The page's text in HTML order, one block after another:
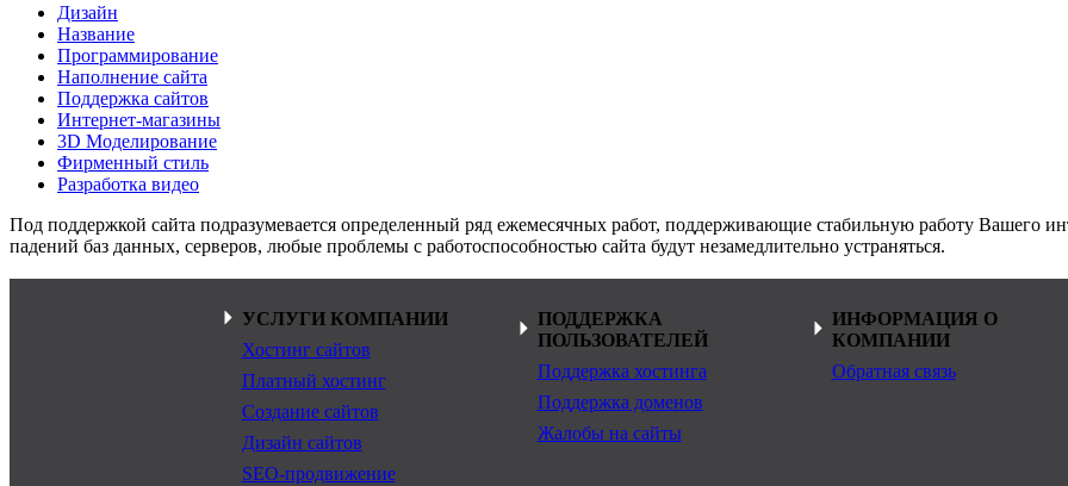
Дизайн
Название
Программирование
Наполнение сайта
Поддержка сайтов
Интернет-магазины
3D Моделирование
Фирменный стиль
Разработка видео
Под поддержкой сайта подразумевается определенный ряд ежемесячных работ, поддерживающие стабильную работу Вашего
падений баз данных, серверов, любые проблемы с работоспособностью сайта будут незамедлительно устраняться.
УСЛУГИ КОМПАНИИ
Хостинг сайтов
Платный хостинг
Создание сайтов
Дизайн сайтов
SEO-продвижение
ПОДДЕРЖКА
ПОЛЬЗОВАТЕЛЕЙ
Поддержка хостинга
Поддержка доменов
Жалобы на сайты
ИНФОРМАЦИЯ О
КОМПАНИИ
Обратная связь